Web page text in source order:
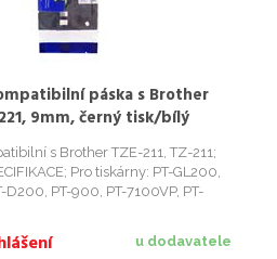
páska s Brother
9mm, černý tisk/bílý
s Brother TZE-211, TZ-211;
Pro tiskárny: PT-GL200,
D200, PT-900, PT-7100VP, PT-
PT-1200, ...
u dodavatele